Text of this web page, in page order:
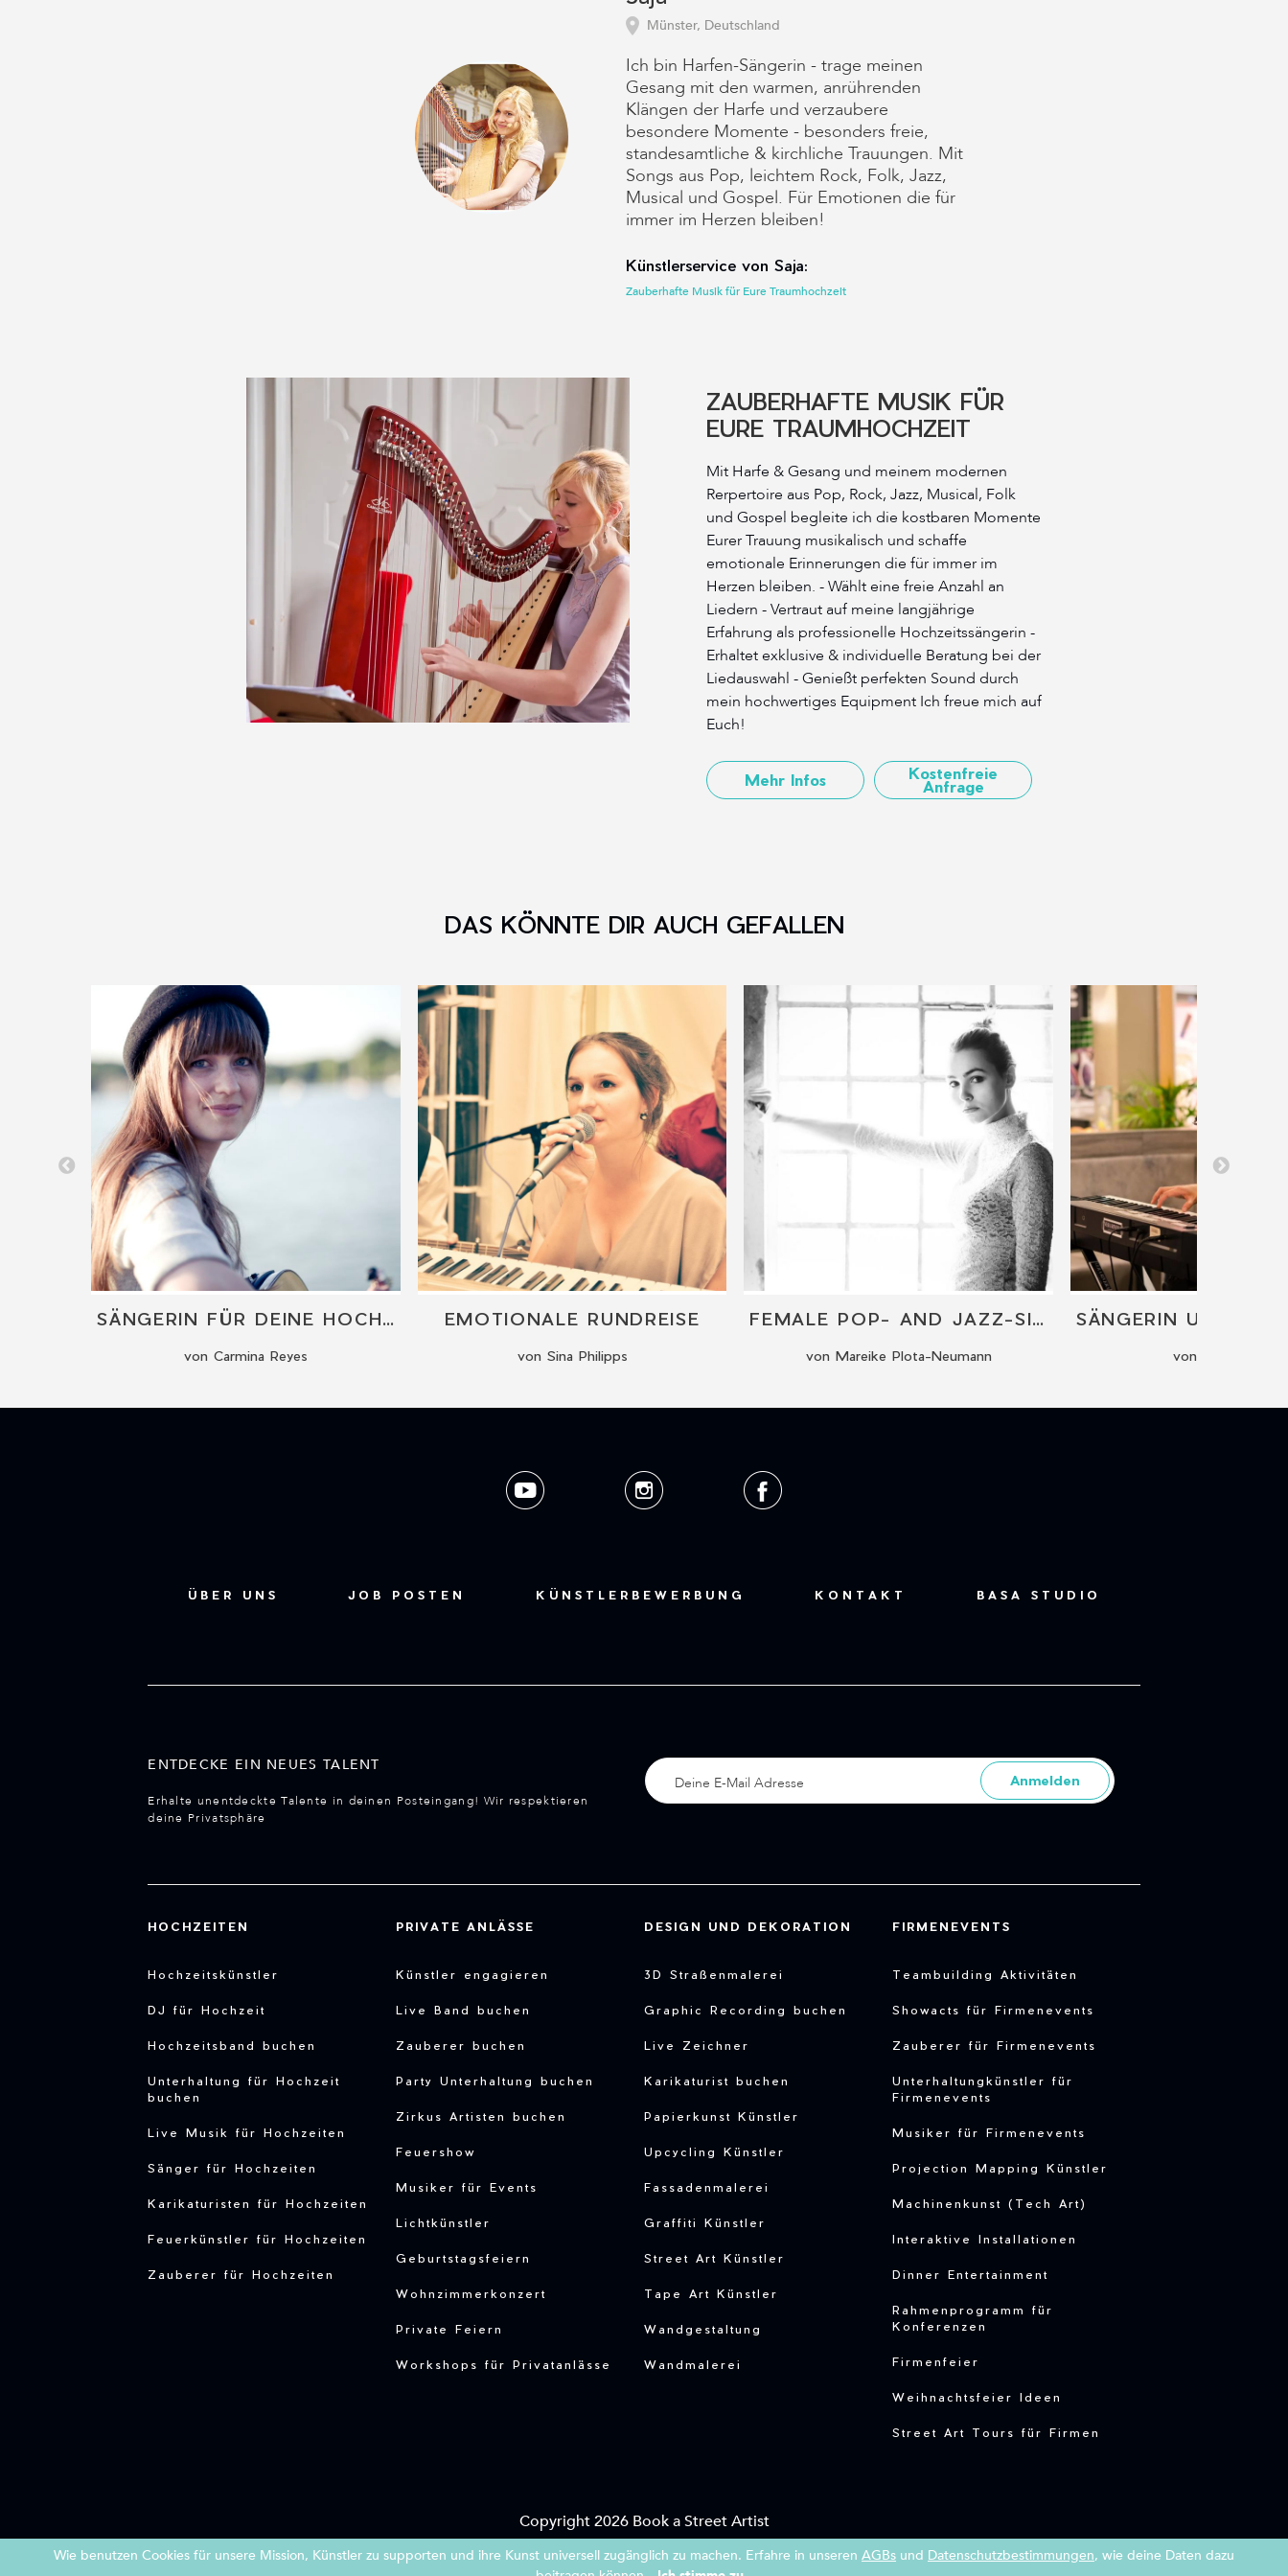
Münster, Deutschland
Ich bin Harfen-Sängerin - trage meinen
Gesang mit den warmen, anrührenden
Klängen der Harfe und verzaubere
besondere Momente - besonders freie,
standesamtliche & kirchliche Trauungen. Mit
Songs aus Pop, leichtem Rock, Folk, Jazz,
Musical und Gospel. Für Emotionen die für
immer im Herzen bleiben!
Künstlerservice von Saja:
Zauberhafte Musik für Eure Traumhochzeit
ZAUBERHAFTE MUSIK FÜR
EURE TRAUMHOCHZEIT
Mit Harfe & Gesang und meinem modernen
Rerpertoire aus Pop, Rock, Jazz, Musical, Folk
und Gospel begleite ich die kostbaren Momente
Eurer Trauung musikalisch und schaffe
emotionale Erinnerungen die für immer im
Herzen bleiben. - Wählt eine freie Anzahl an
Liedern - Vertraut auf meine langjährige
Erfahrung als professionelle Hochzeitssängerin -
Erhaltet exklusive & individuelle Beratung bei der
Liedauswahl - Genießt perfekten Sound durch
mein hochwertiges Equipment Ich freue mich auf
Euch!
Mehr Infos Kostenfreie
Anfrage
DAS KÖNNTE DIR AUCH GEFALLEN
SÄNGERIN FÜR DEINE HOCHZEITSZEREMONIE
von Carmina Reyes
EMOTIONALE RUNDREISE
von Sina Philipps
FEMALE POP- AND JAZZ-SINGER WITH PIANO/FULL BAND
von Mareike Plota-Neumann von Vera Rivera
ÜBER UNS JOB POSTEN KÜNSTLERBEWERBUNG KONTAKT BASA STUDIO
ENTDECKE EIN NEUES TALENT
Erhalte unentdeckte Talente in deinen Posteingang! Wir respektieren
deine Privatsphäre
Anmelden
HOCHZEITEN
Hochzeitskünstler
DJ für Hochzeit
Hochzeitsband buchen
Unterhaltung für Hochzeit
buchen
Live Musik für Hochzeiten
Sänger für Hochzeiten
Karikaturisten für Hochzeiten
Feuerkünstler für Hochzeiten
Zauberer für Hochzeiten
PRIVATE ANLÄSSE
Künstler engagieren
Live Band buchen
Zauberer buchen
Party Unterhaltung buchen
Zirkus Artisten buchen
Feuershow
Musiker für Events
Lichtkünstler
Geburtstagsfeiern
Wohnzimmerkonzert
Private Feiern
Workshops für Privatanlässe
DESIGN UND DEKORATION
3D Straßenmalerei
Graphic Recording buchen
Live Zeichner
Karikaturist buchen
Papierkunst Künstler
Upcycling Künstler
Fassadenmalerei
Graffiti Künstler
Street Art Künstler
Tape Art Künstler
Wandgestaltung
Wandmalerei
FIRMENEVENTS
Teambuilding Aktivitäten
Showacts für Firmenevents
Zauberer für Firmenevents
Unterhaltungkünstler für
Firmenevents
Musiker für Firmenevents
Projection Mapping Künstler
Machinenkunst (Tech Art)
Interaktive Installationen
Dinner Entertainment
Rahmenprogramm für
Konferenzen
Firmenfeier
Weihnachtsfeier Ideen
Street Art Tours für Firmen
Copyright 2026 Book a Street Artist
AGBs |Impressum |Datenschutzerklärung
Wie benutzen Cookies für unsere Mission, Künstler zu supporten und ihre Kunst universell zugänglich zu machen. Erfahre in unseren AGBs und Datenschutzbestimmungen, wie deine Daten dazu